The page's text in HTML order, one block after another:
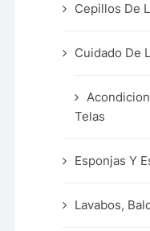
Cepillos De
Cuidado De
Telas
Esponjas Y
Lavabos,